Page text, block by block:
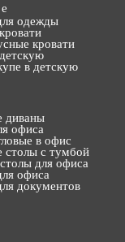
одежды
кровати
в детскую
диваны
офиса
в офис
столы с тумбой
для офиса
офиса
документов